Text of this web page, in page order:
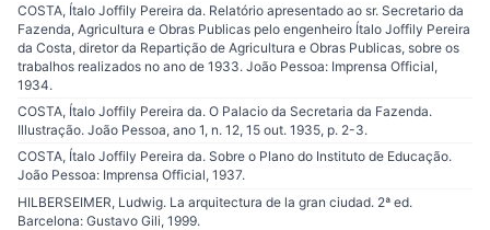
COSTA, Ítalo Joffily Pereira da. Relatório apresentado ao sr. Secretario da
Fazenda, Agricultura e Obras Publicas pelo engenheiro Ítalo Joffily Pereira
da Costa, diretor da Repartição de Agricultura e Obras Publicas, sobre os
trabalhos realizados no ano de 1933. João Pessoa: Imprensa Official,
1934.
COSTA, Ítalo Joffily Pereira da. O Palacio da Secretaria da Fazenda.
Illustração. João Pessoa, ano 1, n. 12, 15 out. 1935, p. 2-3.
COSTA, Ítalo Joffily Pereira da. Sobre o Plano do Instituto de Educação.
João Pessoa: Imprensa Official, 1937.
HILBERSEIMER, Ludwig. La arquitectura de la gran ciudad. 2ª ed.
Barcelona: Gustavo Gili, 1999.